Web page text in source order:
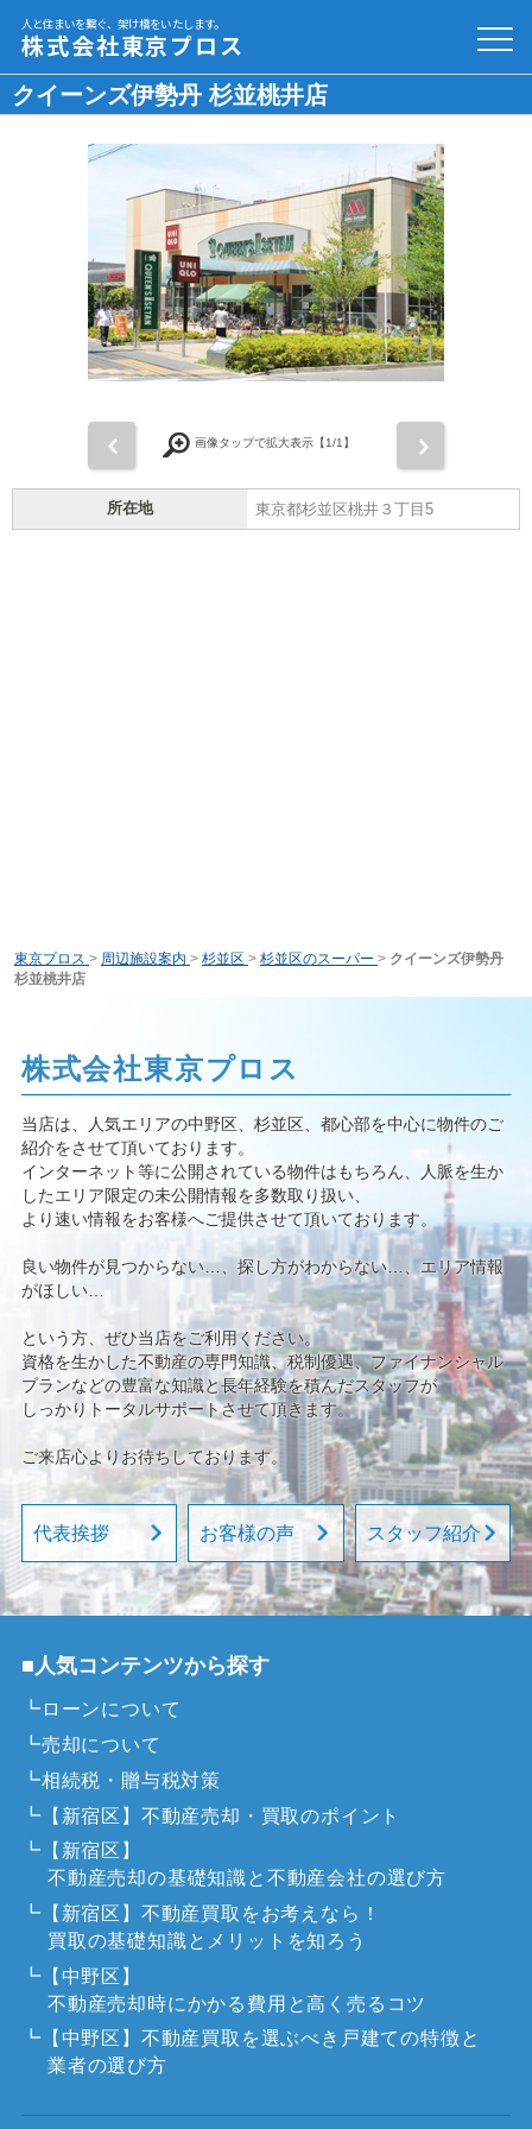
人と住まいを繋ぐ、架け橋をいたします。
株式会社東京プロス
クイーンズ伊勢丹 杉並桃井店
画像タップで拡大表示【1/1】
所在地 東京都杉並区桃井３丁目5
東京プロス > 周辺施設案内 > 杉並区 > 杉並区のスーパー > クイーンズ伊勢丹
杉並桃井店
株式会社東京プロス
当店は、人気エリアの中野区、杉並区、都心部を中心に物件のご
紹介をさせて頂いております。
インターネット等に公開されている物件はもちろん、人脈を生か
したエリア限定の未公開情報を多数取り扱い、
より速い情報をお客様へご提供させて頂いております。
良い物件が見つからない…、探し方がわからない…、エリア情報
がほしい…
という方、ぜひ当店をご利用ください。
資格を生かした不動産の専門知識、税制優遇、ファイナンシャル
プランなどの豊富な知識と長年経験を積んだスタッフが
しっかりトータルサポートさせて頂きます。
ご来店心よりお待ちしております。
代表挨拶 お客様の声 スタッフ紹介
■人気コンテンツから探す
┗ローンについて
┗売却について
┗相続税・贈与税対策
┗【新宿区】不動産売却・買取のポイント
┗【新宿区】
不動産売却の基礎知識と不動産会社の選び方
┗【新宿区】不動産買取をお考えなら！
買取の基礎知識とメリットを知ろう
┗【中野区】
不動産売却時にかかる費用と高く売るコツ
┗【中野区】不動産買取を選ぶべき戸建ての特徴と
業者の選び方